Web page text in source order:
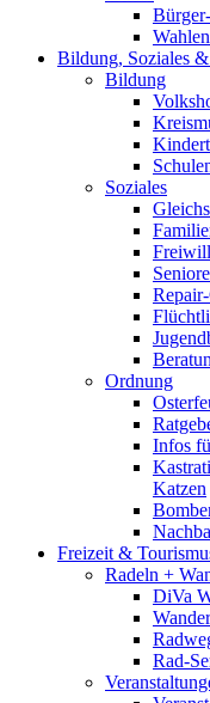
Bildung, Soziales
Bildung
Soziales
Ordnung
Infos
Katzen
Freizeit &
Radeln +
DiVa
Rad-